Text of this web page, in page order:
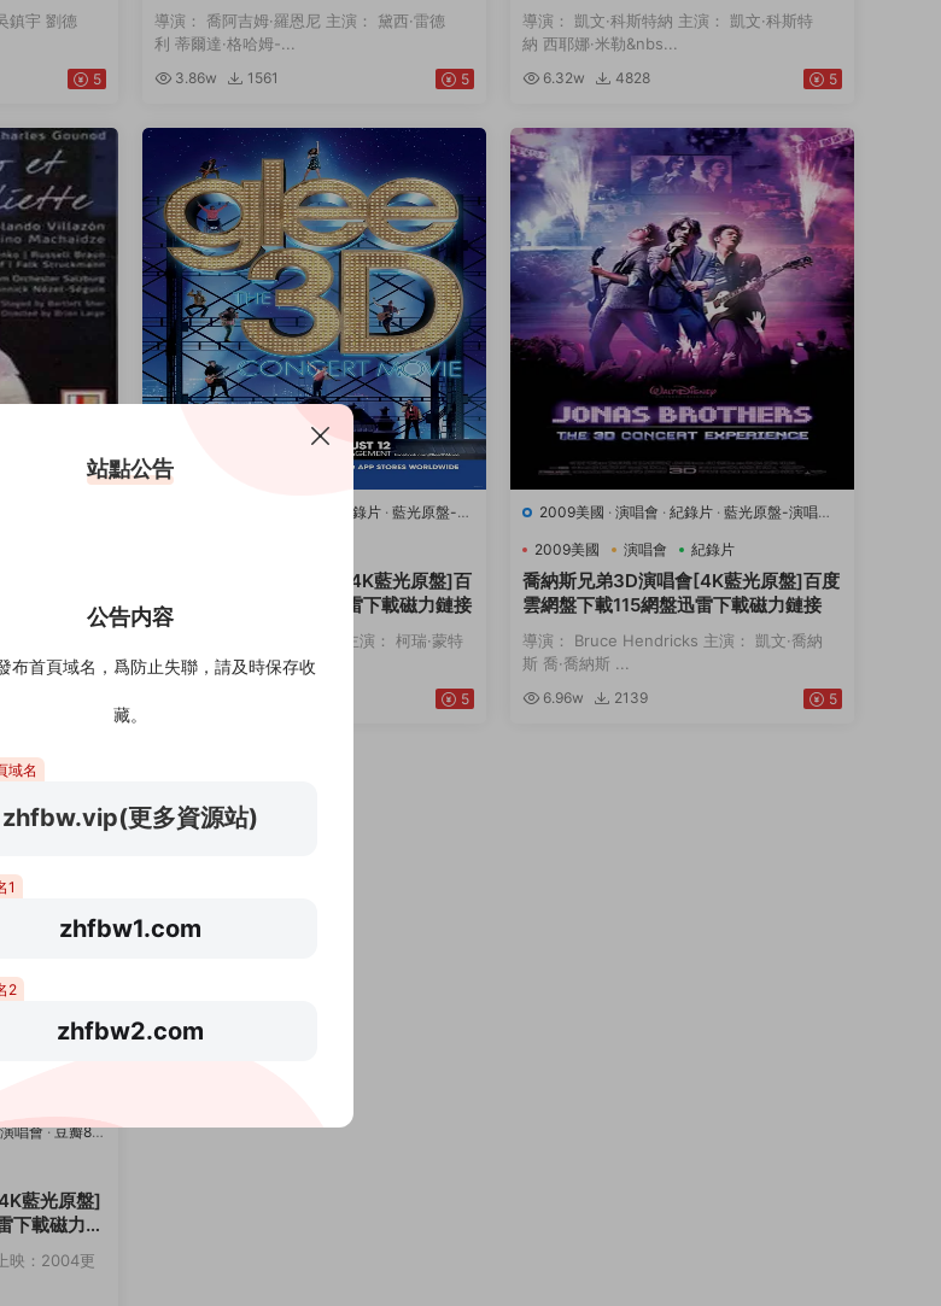
鎮宇 劉德
5
導演： 喬阿吉姆·羅恩尼 主演： 黛西·雷德
利 蒂爾達·格哈姆-...
3.86w 1561 5
導演： 凱文·科斯特納 主演： 凱文·科斯特
納 西耶娜·米勒&nbs...
6.32w 4828 5
麗葉[4K
網盤迅雷
密歐與朱麗
紀錄片 · 藍光原盤-演
歡樂合唱團：3D演唱會[4K藍光原盤]百
度雲網盤下載115網盤迅雷下載磁力鏈接
導演： Kevin Tancharoen 主演： 柯瑞·蒙特
斯 迪安娜·阿格隆&...
5
2009美國 · 演唱會 · 紀錄片 · 藍光原盤-演唱會
2009美國
演唱會 紀錄片
喬納斯兄弟3D演唱會[4K藍光原盤]百度
雲網盤下載115網盤迅雷下載磁力鏈接
導演： Bruce Hendricks 主演： 凱文·喬納
斯 喬·喬納斯 ...
6.96w 2139 5
唱會·豆瓣8.2
藍光原盤]
下載磁力鏈
映：2004更
站點公告
公告内容
布首頁域名，爲防止失聯，請及時保存收
藏。
域名
zhfbw.vip(更多資源站)
1
zhfbw1.com
2
zhfbw2.com